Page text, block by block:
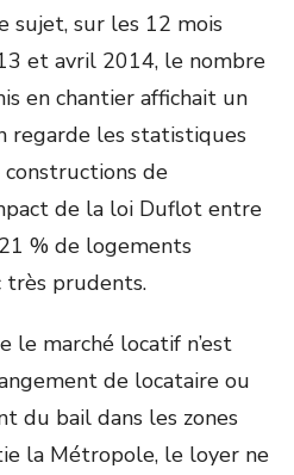
sujet, sur les 12 mois
et avril 2014, le nombre
en chantier affichait un
regarde les statistiques
de
de la loi Duflot entre
% de logements
très prudents.
le marché locatif n’est
de locataire ou
du bail dans les zones
la Métropole, le loyer ne